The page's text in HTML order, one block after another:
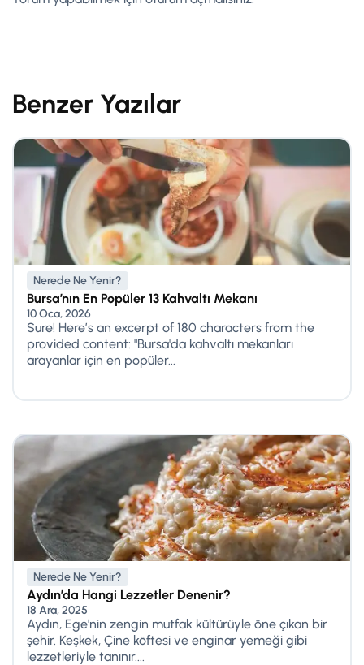
Benzer Yazılar
Nerede Ne Yenir?
Bursa’nın En Popüler 13 Kahvaltı Mekanı
10 Oca, 2026
Sure! Here’s an excerpt of 180 characters from the
provided content: "Bursa'da kahvaltı mekanları
arayanlar için en popüler...
Nerede Ne Yenir?
Aydın’da Hangi Lezzetler Denenir?
18 Ara, 2025
Aydın, Ege'nin zengin mutfak kültürüyle öne çıkan bir
şehir. Keşkek, Çine köftesi ve enginar yemeği gibi
lezzetleriyle tanınır....